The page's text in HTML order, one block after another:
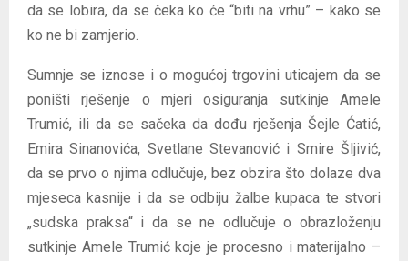
da se lobira, da se čeka ko će “biti na vrhu” – kako se
ko ne bi zamjerio.
Sumnje se iznose i o mogućoj trgovini uticajem da se
poništi rješenje o mjeri osiguranja sutkinje Amele
Trumić, ili da se sačeka da dođu rješenja Šejle Ćatić,
Emira Sinanovića, Svetlane Stevanović i Smire Šljivić,
da se prvo o njima odlučuje, bez obzira što dolaze dva
mjeseca kasnije i da se odbiju žalbe kupaca te stvori
„sudska praksa“ i da se ne odlučuje o obrazloženju
sutkinje Amele Trumić koje je procesno i materijalno –